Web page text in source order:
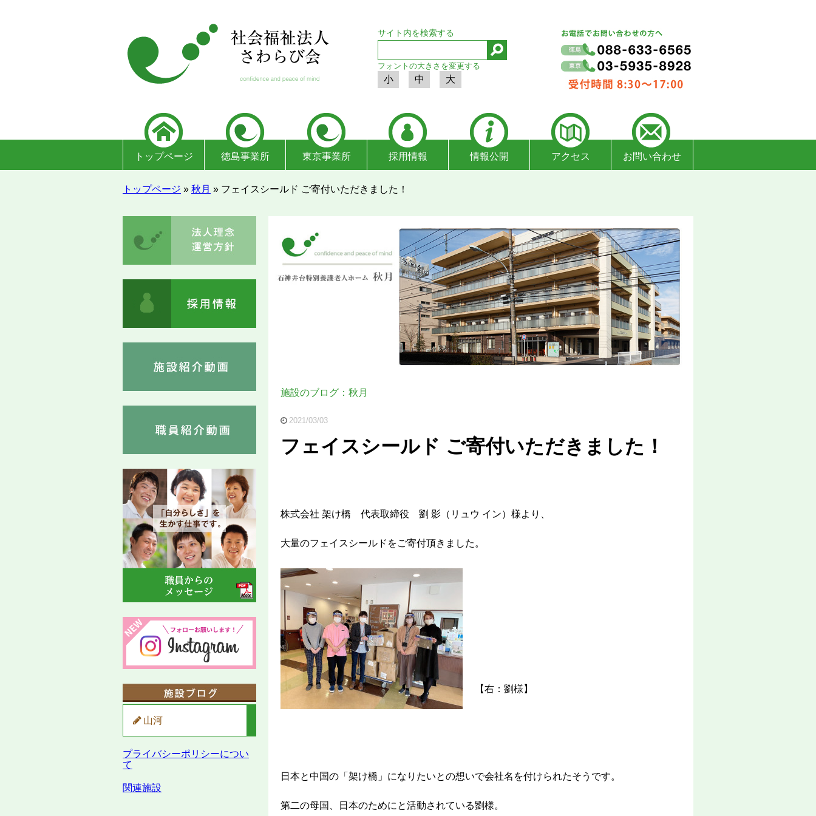
サイト内を検索する
フォントの大きさを変更する
小 中 大
トップページ 徳島事業所 東京事業所 採用情報 情報公開 アクセス お問い合わせ
トップページ » 秋月 » フェイスシールド ご寄付いただきました！
施設のブログ：秋月
2021/03/03
フェイスシールド ご寄付いただきました！
株式会社 架け橋 代表取締役 劉 影（リュウ イン）様より、
大量のフェイスシールドをご寄付頂きました。
【右：劉様】
日本と中国の「架け橋」になりたいとの想いで会社名を付けられたそうです。
第二の母国、日本のためにと活動されている劉様。
山河
プライバシーポリシーについ
て
関連施設